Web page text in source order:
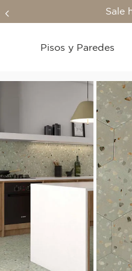
Sale
Pisos y Paredes